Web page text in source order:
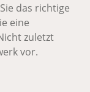
das richtige
eine
zuletzt
vor.